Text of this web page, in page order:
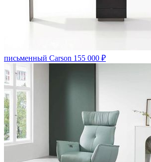
письменный Carson 155 000 ₽